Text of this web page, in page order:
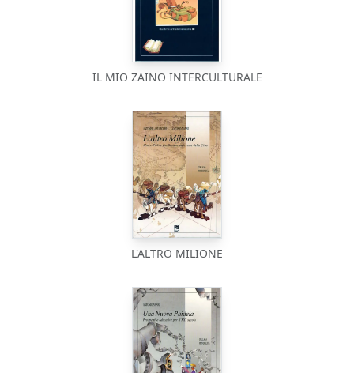
IL MIO ZAINO INTERCULTURALE
L'ALTRO MILIONE